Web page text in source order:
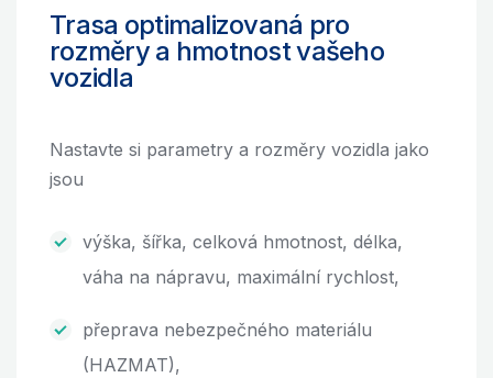
Trasa optimalizovaná pro
rozměry a hmotnost vašeho
vozidla
Nastavte si parametry a rozměry vozidla jako
jsou
výška, šířka, celková hmotnost, délka,
váha na nápravu, maximální rychlost,
přeprava nebezpečného materiálu
(HAZMAT),